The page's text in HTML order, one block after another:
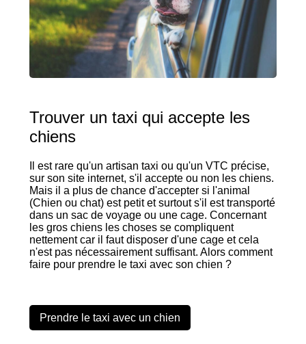
Trouver un taxi qui accepte les
chiens
Il est rare qu'un artisan taxi ou qu'un VTC précise,
sur son site internet, s'il accepte ou non les chiens.
Mais il a plus de chance d'accepter si l'animal
(Chien ou chat) est petit et surtout s'il est transporté
dans un sac de voyage ou une cage. Concernant
les gros chiens les choses se compliquent
nettement car il faut disposer d'une cage et cela
n'est pas nécessairement suffisant. Alors comment
faire pour prendre le taxi avec son chien ?
Prendre le taxi avec un chien